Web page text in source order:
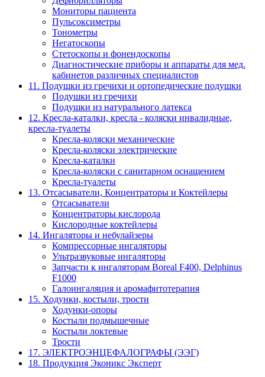
Мониторы пациента
Пульсоксиметры
Тонометры
Негатоскопы
Стетоскопы и фонендоскопы
Диагностические приборы и аппараты для мед.
кабинетов различных специалистов
11. Подушки из гречихи и ортопедические подушки
Подушки из гречихи
Подушки из натурального латекса
12. Кресла-каталки, кресла - коляски инвалидные,
кресла-туалеты
Кресла-коляски механические
Кресла-коляски электрические
Кресла-каталки
Кресла-коляски с санитарном оснащением
Кресла-туалеты
13. Отсасыватели, Концентраторы и Коктейлеры
Отсасыватели
Концентраторы кислорода
Кислородные коктейлеры
14. Ингаляторы и небулайзеры
Компрессорные ингаляторы
Ультразвуковые ингаляторы
Запчасти к ингаляторам Boreal F400, Delphinus
F1000
Галоингаляция и аромафитотерапия
15. Ходунки, костыли, трости
Ходунки-опоры
Костыли подмышечные
Костыли локтевые
Трости
17. ЭЛЕКТРО­ЭНЦЕФАЛОГРАФЫ (ЭЭГ)
18. Продукция Эконикс Эксперт